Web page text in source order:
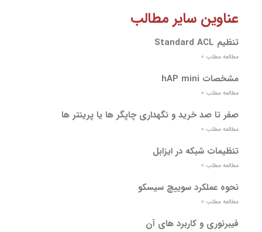
عناوین سایر مطالب
تنظیم Standard ACL
مطالعه مطلب »
مشخصات hAP mini
مطالعه مطلب »
صفر تا صد خرید و نگهداری چاپگر ها یا پرینتر ها
مطالعه مطلب »
تنظیمات شبکه در ایزابل
مطالعه مطلب »
نحوه عملکرد سوییچ سیسکو
مطالعه مطلب »
فیبرنوری و کاربرد های آن